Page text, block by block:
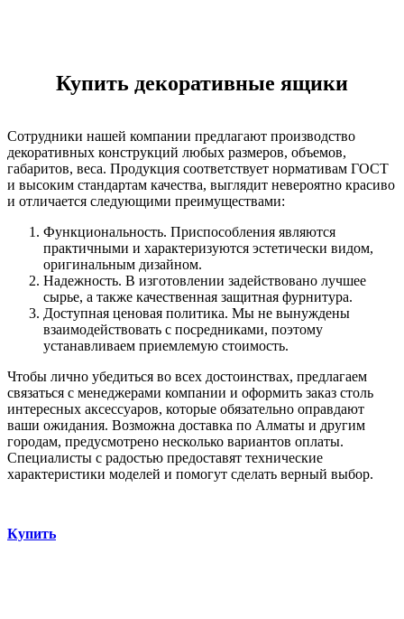
Купить декоративные ящики
Сотрудники нашей компании предлагают производство
декоративных конструкций любых размеров, объемов,
габаритов, веса. Продукция соответствует нормативам ГОСТ
и высоким стандартам качества, выглядит невероятно красиво
и отличается следующими преимуществами:
Функциональность. Приспособления являются
практичными и характеризуются эстетически видом,
оригинальным дизайном.
Надежность. В изготовлении задействовано лучшее
сырье, а также качественная защитная фурнитура.
Доступная ценовая политика. Мы не вынуждены
взаимодействовать с посредниками, поэтому
устанавливаем приемлемую стоимость.
Чтобы лично убедиться во всех достоинствах, предлагаем
связаться с менеджерами компании и оформить заказ столь
интересных аксессуаров, которые обязательно оправдают
ваши ожидания. Возможна доставка по Алматы и другим
городам, предусмотрено несколько вариантов оплаты.
Специалисты с радостью предоставят технические
характеристики моделей и помогут сделать верный выбор.
Купить